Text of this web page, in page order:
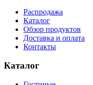
Распродажа
Каталог
Обзор продуктов
Доставка и оплата
Контакты
Каталог